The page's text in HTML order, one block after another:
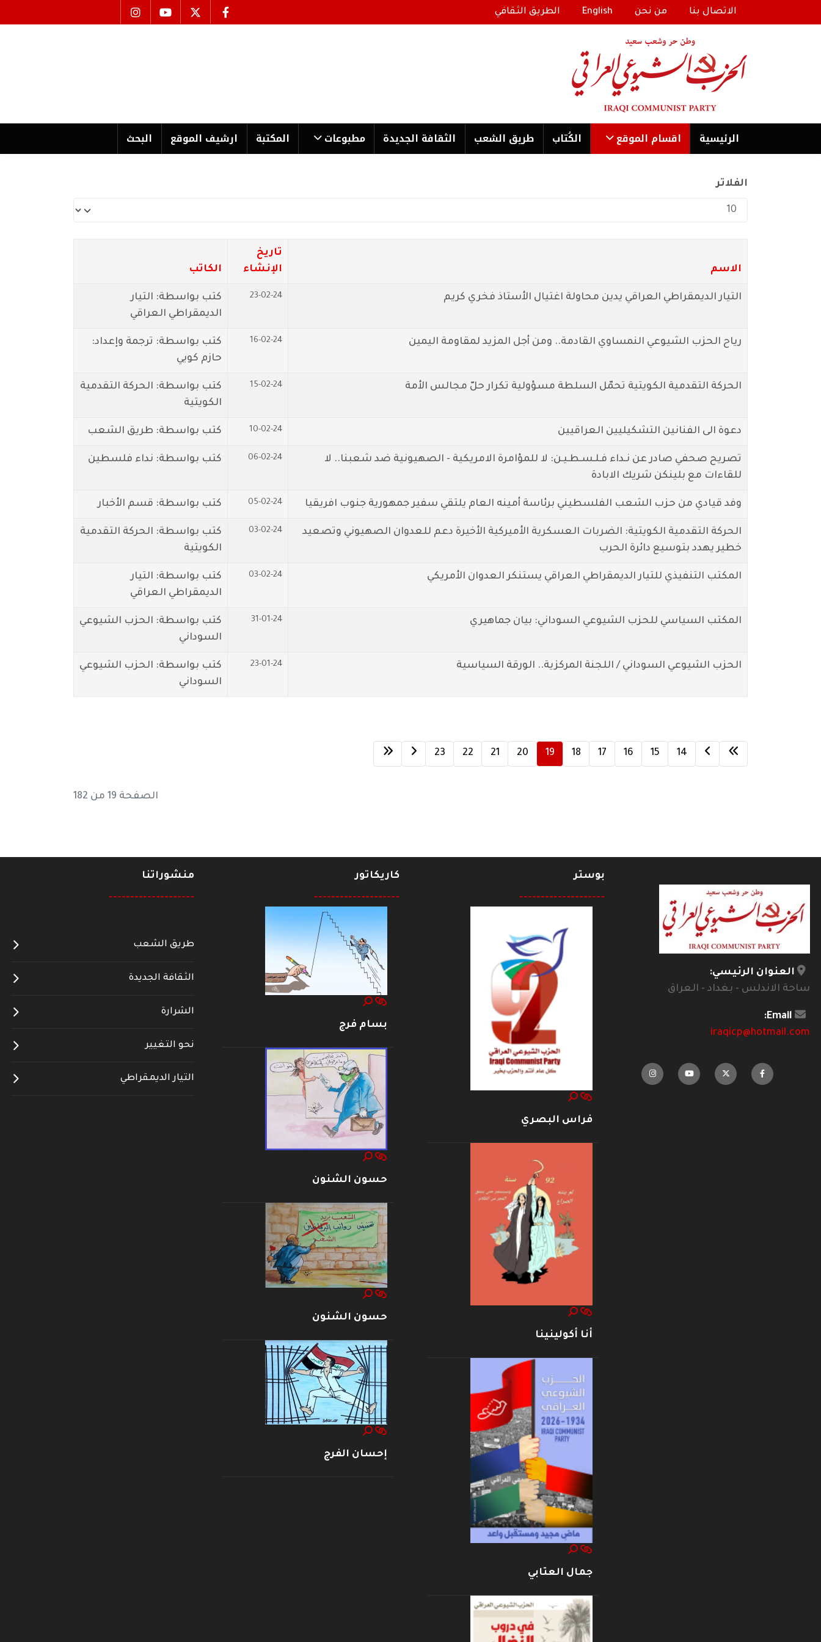
الاتصال بنا من نحن English الطريق الثقافي
الرئیسية اقسام الموقع الكُتاب طریق الشعب الثقافة الجدیدة مطبوعات المكتبة ارشیف الموقع البحث
الفلاتر
عدد الإظهارات:
الاسم
تاريخ
الإنشاء
الكاتب
التيار الديمقراطي العراقي يدين محاولة اغتيال الأستاذ فخري كريم 23-02-24
كتب بواسطة: التيار
الديمقراطي العراقي
رياح الحزب الشيوعي النمساوي القادمة.. ومن أجل المزيد لمقاومة اليمين 16-02-24
كتب بواسطة: ترجمة وإعداد:
حازم كويي
الحركة التقدمية الكويتية تحمّل السلطة مسؤولية تكرار حلّ مجالس الأمة 15-02-24
كتب بواسطة: الحركة التقدمية
الكويتية
دعوة الى الفنانين التشكيليين العراقيين 10-02-24 كتب بواسطة: طريق الشعب
تصريح صحفي صادر عن نـداء فـلـسـطـيـن: لا للمؤامرة الامريكية - الصهيونية ضد شعبنا.. لا
للقاءات مع بلينكن شريك الابادة
06-02-24 كتب بواسطة: نداء فلسطين
وفد قيادي من حزب الشعب الفلسطيني برئاسة أمينه العام يلتقي سفير جمهورية جنوب افريقيا 05-02-24 كتب بواسطة: قسم الأخبار
الحركة التقدمية الكويتية: الضربات العسكرية الأميركية الأخيرة دعم للعدوان الصهيوني وتصعيد
خطير يهدد بتوسيع دائرة الحرب
03-02-24
كتب بواسطة: الحركة التقدمية
الكويتية
المكتب التنفيذي للتيار الديمقراطي العراقي يستنكر العدوان الأمريكي 03-02-24
كتب بواسطة: التيار
الديمقراطي العراقي
المكتب السياسي للحزب الشيوعي السوداني: بيان جماهيري 31-01-24
كتب بواسطة: الحزب الشيوعي
السوداني
الحزب الشيوعي السوداني / اللجنة المركزية.. الورقة السياسية 23-01-24
كتب بواسطة: الحزب الشيوعي
السوداني
14
15
16
17
18
19
20
21
22
23
الصفحة 19 من 182
العنوان الرئيسي:
ساحة الاندلس - بغداد - العراق
Email:
iraqicp@hotmail.com
بوستر
--------------------
فراس البصري
أنا أكولينينا
جمال العتابي
كاريكاتور
--------------------
بسام فرج
حسون الشنون
حسون الشنون
إحسان الفرج
منشوراتنا
--------------------
طريق الشعب
الثقافة الجديدة
الشرارة
نحو التغيير
التيار الديمقراطي